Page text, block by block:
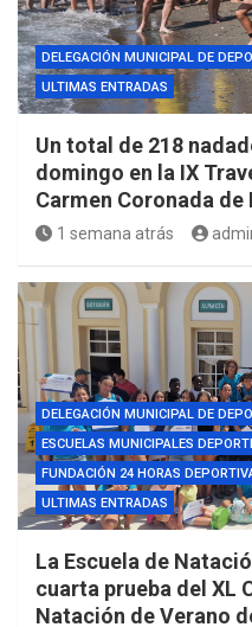
DELEGACIÓN MUNICIPAL DE
ULTIMAS ENTRADAS
Un total de 218
domingo en la IX
Carmen Coronada de
1 semana atrás
DELEGACIÓN MUNICIPAL DE
ESCUELAS MUNICIPALES
FUNDACIÓN 24 HORAS
ULTIMAS ENTRADAS
La Escuela de
cuarta prueba del XL
Natación de Verano